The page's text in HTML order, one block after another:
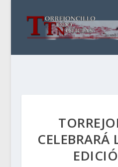
CELEBRARÁ